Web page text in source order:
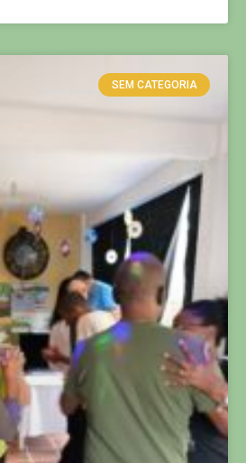
SEM CATEGORIA